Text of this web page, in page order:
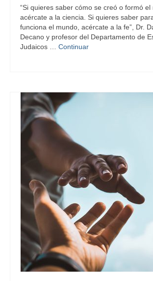
“Si quieres saber cómo se creó o formó el
acércate a la ciencia. Si quieres saber
funciona el mundo, acércate a la fe”, Dr.
Decano y profesor del Departamento de
Judaicos … Continuar